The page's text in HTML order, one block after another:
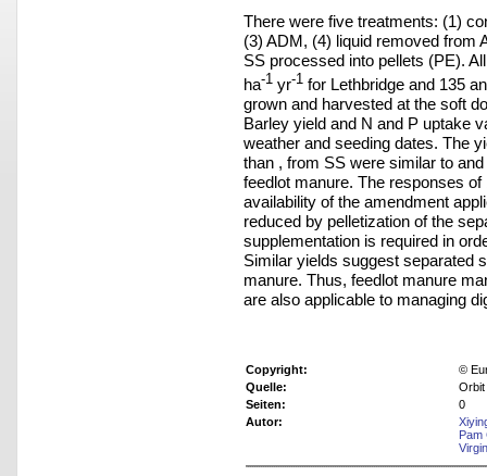
There were five treatments: (1)
(3) ADM, (4) liquid removed from
SS processed into pellets (PE).
ha-1 yr-1 for Lethbridge and 135
grown and harvested at the soft
Barley yield and N and P uptake
weather and seeding dates. The
than , from SS were similar to
feedlot manure. The responses
availability of the amendment
reduced by pelletization of the
supplementation is required in
Similar yields suggest separated
manure. Thus, feedlot manure
are also applicable to managing
Copyright:
©
Quelle:
Orbit
Seiten:
0
Autor: